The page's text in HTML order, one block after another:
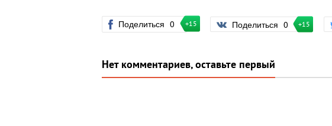
Поделиться 0 +15 Поделиться 0 +15
Нет комментариев, оставьте первый